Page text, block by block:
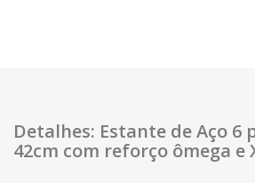
Detalhes: Estante de Aço 6
42cm com reforço ômega e